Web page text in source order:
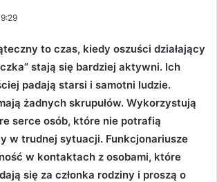
to czas, kiedy oszuści działający
stają się bardziej aktywni. Ich
padają starsi i samotni ludzie.
żadnych skrupułów. Wykorzystują
serce osób, które nie potrafią
w trudnej sytuacji. Funkcjonariusze
w kontaktach z osobami, które
się za członka rodziny i proszą o